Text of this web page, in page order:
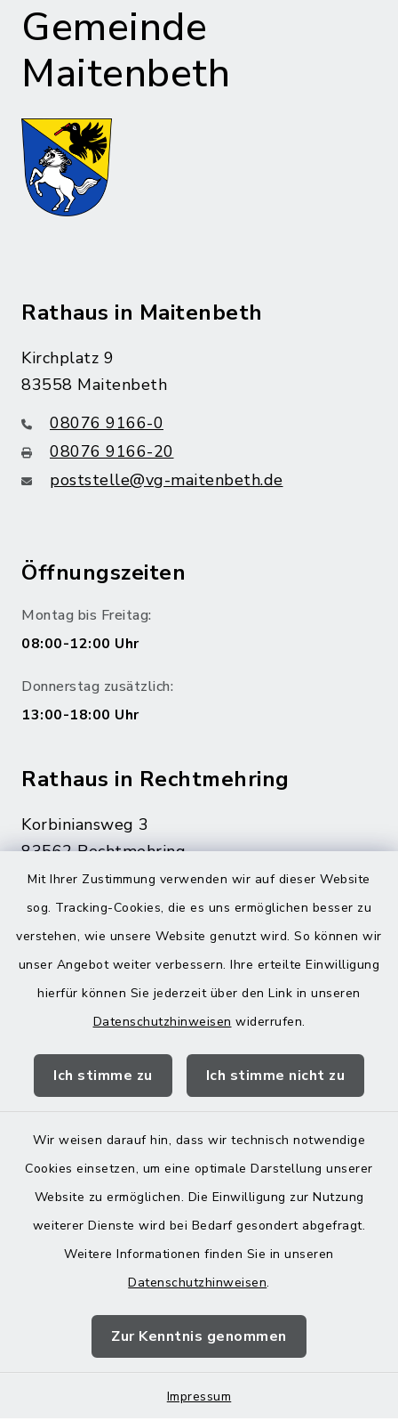
Mit Ihrer Zustimmung verwenden wir auf dieser Website
sog. Tracking-Cookies, die es uns ermöglichen besser zu
verstehen, wie unsere Website genutzt wird. So können wir
unser Angebot weiter verbessern. Ihre erteilte Einwilligung
hierfür können Sie jederzeit über den Link in unseren
Datenschutzhinweisen widerrufen.
Ich stimme zu Ich stimme nicht zu
Wir weisen darauf hin, dass wir technisch notwendige
Cookies einsetzen, um eine optimale Darstellung unserer
Website zu ermöglichen. Die Einwilligung zur Nutzung
weiterer Dienste wird bei Bedarf gesondert abgefragt.
Weitere Informationen finden Sie in unseren
Datenschutzhinweisen.
Zur Kenntnis genommen
Impressum
Gemeinde
Maitenbeth
Rathaus in Maitenbeth
Kirchplatz 9
83558 Maitenbeth
08076 9166-0
08076 9166-20
poststelle@vg-maitenbeth.de
Öffnungszeiten
Montag bis Freitag:
08:00-12:00 Uhr
Donnerstag zusätzlich:
13:00-18:00 Uhr
Rathaus in Rechtmehring
Korbiniansweg 3
83562 Rechtmehring
08076 499
08076 8595
poststelle@vg-maitenbeth.de
Landratsamt Mühldorf
Barrierefreiheit
Impressum
Sitemap